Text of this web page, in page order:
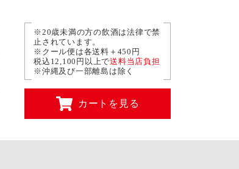
※20歳未満の方の飲酒は法律で禁
止されています。
※クール便は各送料＋450円
税込12,100円以上で送料当店負担
※沖縄及び一部離島は除く
カートを見る